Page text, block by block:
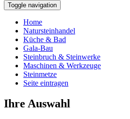
Toggle navigation
Home
Natursteinhandel
Küche & Bad
Gala-Bau
Steinbruch & Steinwerke
Maschinen & Werkzeuge
Steinmetze
Seite eintragen
Ihre Auswahl